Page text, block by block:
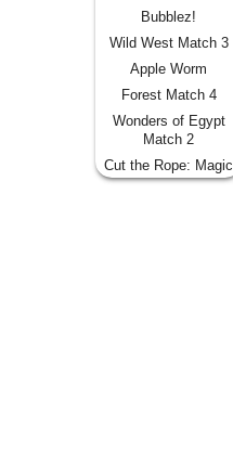
Bubblez!
Wild West Match 3
Apple Worm
Forest Match 4
Wonders of Egypt
Match 2
Cut the Rope: Magic